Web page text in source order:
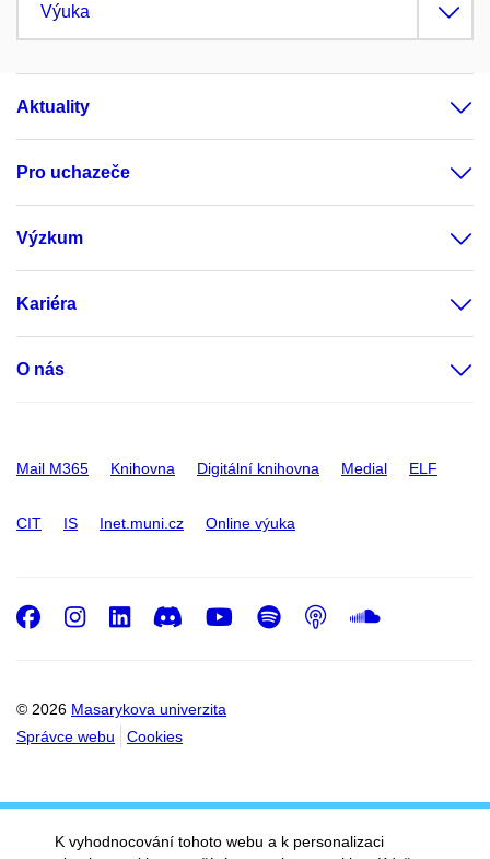
Výuka
Aktuality
Pro uchazeče
Výzkum
Kariéra
O nás
Mail M365 Knihovna Digitální knihovna Medial ELF
CIT IS Inet.muni.cz Online výuka
© 2026 Masarykova univerzita
Správce webu
Cookies
Facebook
Instagram
LinkedIn
DiscordYoutube
Spotify
Podcast
K vyhodnocování tohoto webu a k personalizaci